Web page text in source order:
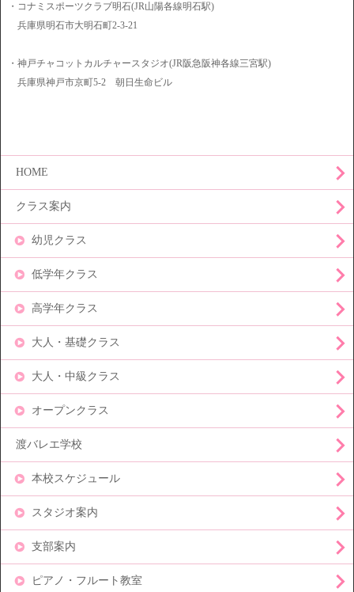
・コナミスポーツクラブ明石(JR山陽各線明石駅)
兵庫県明石市大明石町2-3-21
・神戸チャコットカルチャースタジオ(JR阪急阪神各線三宮駅)
兵庫県神戸市京町5-2 朝日生命ビル
HOME
クラス案内
幼児クラス
低学年クラス
高学年クラス
大人・基礎クラス
大人・中級クラス
オープンクラス
渡バレエ学校
本校スケジュール
スタジオ案内
支部案内
ピアノ・フルート教室